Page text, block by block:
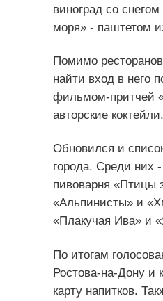
виноград со
моря» - паштетом
Помимо
найти вход в него
фильмом-притчей
авторские коктейли.
Обновился и
города. Среди них
пивоварня «Птицы
«Альпинисты» и
«Плакучая Ива» и
По итогам
Ростова-на-Дону и
карту напитков.